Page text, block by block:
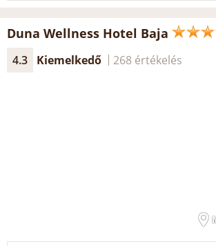
Duna Wellness Hotel Baja
4.3 Kiemelkedő 268 értékelés